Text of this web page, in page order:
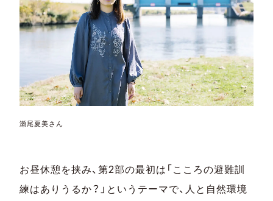
瀬尾夏美さん
お昼休憩を挟み、第2部の最初は「こころの避難訓
練はありうるか？」というテーマで、人と自然環境